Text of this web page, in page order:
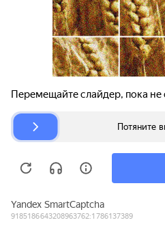
Для автокомпаний
Авторазборки
© bibinet.ru - система
Copyright 2010-2026